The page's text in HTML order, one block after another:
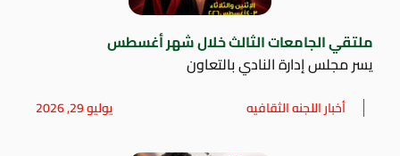
ملتقي الجامعات الثالث خلال شهر أغسطس
يسر مجلس إدارة النادي بالتعاون
أخبار اللجنه الثقافيه يوليو 29, 2026